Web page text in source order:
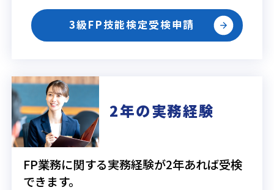
3級FP技能検定受検申請
2年の実務経験
FP業務に関する実務経験が2年あれば受検
できます。